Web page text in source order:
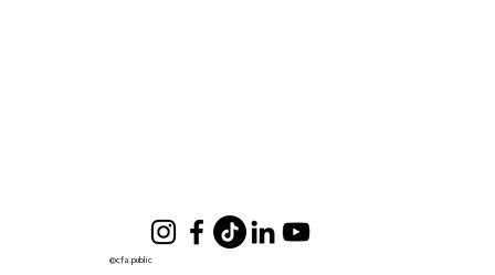
@cfa.public